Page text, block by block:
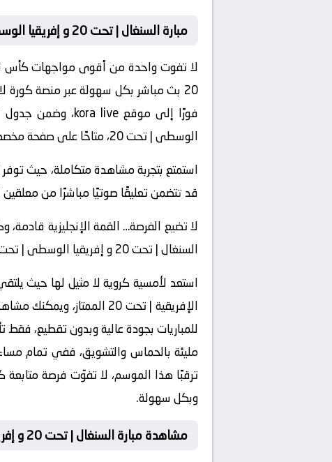
مبارة السنغال | تحت 20 و إفريقيا الوسطى | تحت 20 لايف
الوسطى | تحت 20، متاحًا على صفحة مخصصة تضم جميع الخيارات المتاحة للمشاهدة.
استمتع بتجربة مشاهدة متكاملة، حيث توفر
قد تتضمن تعليقًا صوتيًا مباشرًا من معلقين
لا تضيع الفرصة… القمة الإنجليزية
السنغال | تحت 20 و إفريقيا الوسطى | تحت 20 في مواجهة ينتظرها الملايين حول العالم.
الإفريقية | تحت 20
للمباريات بجودة عالية وبدون تقطيع،
وبكل سهولة.
مشاهدة مبارة السنغال | تحت 20 و إفريقيا الوسطى | تحت 20 بث مباشر